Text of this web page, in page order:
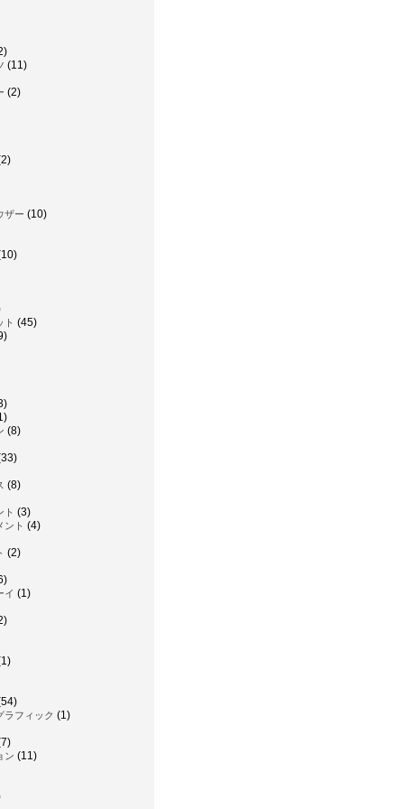
(11)
(2)
ザー (10)
ト (45)
(8)
(8)
ト (3)
ント (4)
(2)
イ (1)
ラフィック (1)
ン (11)